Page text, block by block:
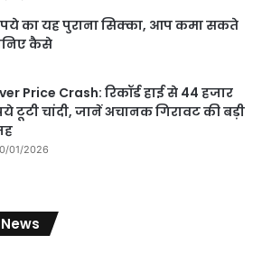
का यह पुराना सिक्का, आप कमा सकते
कैसे
Price Crash: रिकॉर्ड हाई से 44 हजार
टूटी चांदी, जानें अचानक गिरावट की बड़ी
01/2026